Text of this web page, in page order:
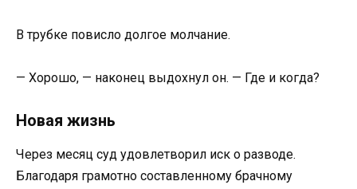
В трубке повисло долгое молчание.
— Хорошо, — наконец выдохнул он. — Где и когда?
Новая жизнь
Через месяц суд удовлетворил иск о разводе.
Благодаря грамотно составленному брачному